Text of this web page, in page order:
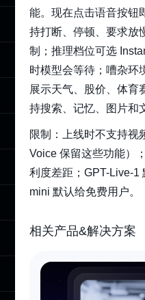
能。现在点击语音按钮
持打断、停顿、要求放
制；推理档位可选
时模型会等待；嘈杂环
展示天气、股价、体育
持搜索、记忆、图片和
限制：上线时不支持视
Voice 保留这些功能）
利度差距；GPT-Live-1
mini 默认给免费用户。
相关产品&解决方案